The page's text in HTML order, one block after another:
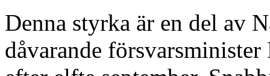
Denna styrka är en del av
dåvarande